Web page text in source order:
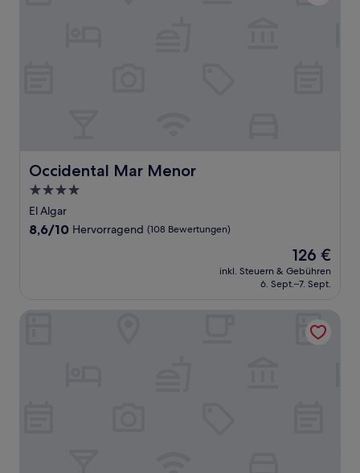
Occidental Mar Menor
Occidental Mar Menor
4.0-
Sterne-
Unterkunft
El Algar
8.6
8,6/10 Hervorragend (108 Bewertungen)
Der
Preis
beträgt
126 €
inkl. Steuern & Gebühren
6. Sept.–7. Sept.